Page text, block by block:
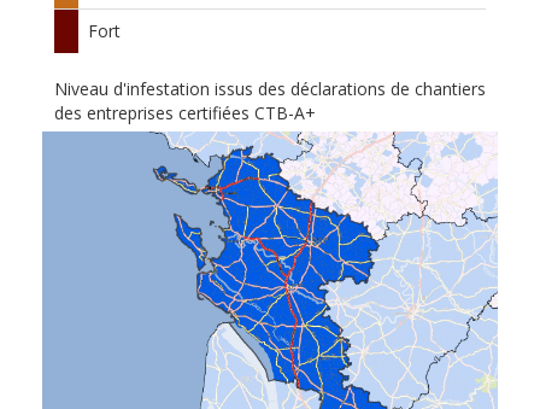
Fort
Niveau d'infestation issus des déclarations de chantiers
des entreprises certifiées CTB-A+